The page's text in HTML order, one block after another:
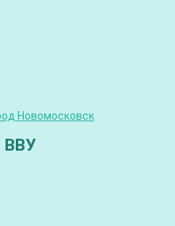
Новомосковск
ВВУ